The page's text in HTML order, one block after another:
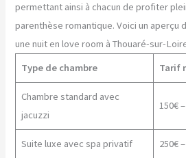
permettant ainsi à chacun de profiter
parenthèse romantique. Voici un aperçu
une nuit en love room à Thouaré-sur-
Type de chambre
Tarif
Chambre standard avec
jacuzzi
150€
Suite luxe avec spa privatif 250€